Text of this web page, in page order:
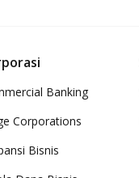
Banking
Corporations
Bisnis